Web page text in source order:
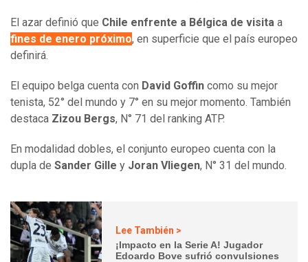
El azar definió que Chile enfrente a Bélgica de visita a
fines de enero próximo, en superficie que el país europeo
definirá.
El equipo belga cuenta con David Goffin como su mejor
tenista, 52° del mundo y 7° en su mejor momento. También
destaca Zizou Bergs, N° 71 del ranking ATP.
En modalidad dobles, el conjunto europeo cuenta con la
dupla de Sander Gille y Joran Vliegen, N° 31 del mundo.
Lee También >
¡Impacto en la Serie A! Jugador
Edoardo Bove sufrió convulsiones